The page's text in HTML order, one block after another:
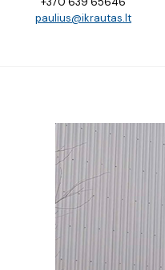
paulius@ikrautas.lt